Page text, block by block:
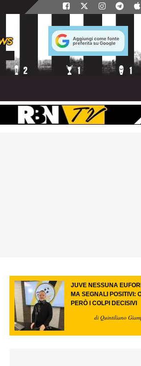
JUVE NESSUNA
MA SEGNALI POSITIVI:
PERÒ I COLPI DECISIVI
di Quintiliano